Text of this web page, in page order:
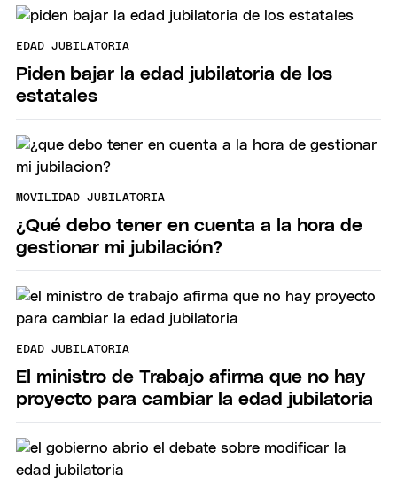
EDAD JUBILATORIA
Piden bajar la edad jubilatoria de los
estatales
MOVILIDAD JUBILATORIA
¿Qué debo tener en cuenta a la hora de
gestionar mi jubilación?
EDAD JUBILATORIA
El ministro de Trabajo afirma que no hay
proyecto para cambiar la edad jubilatoria